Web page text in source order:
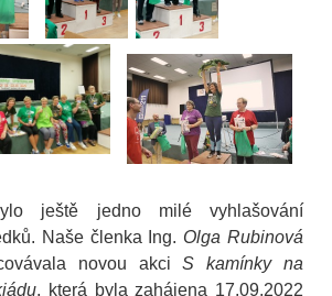
ještě jedno milé vyhlašování
Naše členka Ing. Olga Rubinová
novou akciS kamínky na
, která byla zahájena 17.09.2022